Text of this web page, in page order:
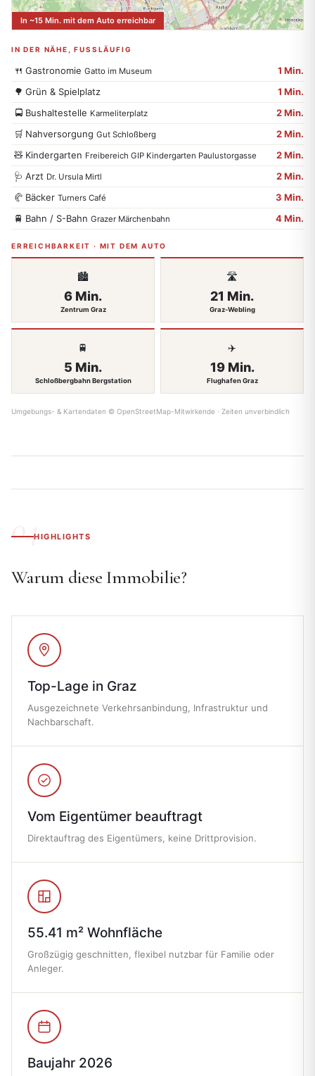
In ~15 Min. mit dem Auto erreichbar
IN DER NÄHE, FUSSLÄUFIG
🍴 Gastronomie Gatto im Museum
1 Min.
🌳 Grün & Spielplatz
1 Min.
🚍 Bushaltestelle Karmeliterplatz
2 Min.
🛒 Nahversorgung Gut Schloßberg
2 Min.
🧸 Kindergarten Freibereich GIP Kindergarten Paulustorgasse
2 Min.
🩺 Arzt Dr. Ursula Mirtl
2 Min.
🥐 Bäcker Turners Café
3 Min.
🚆 Bahn / S-Bahn Grazer Märchenbahn 4 Min.
ERREICHBARKEIT · MIT DEM AUTO
🏙️
6 Min.
Zentrum Graz
🛣️
21 Min.
Graz-Webling
🚆
5 Min.
Schloßbergbahn Bergstation
✈️
19 Min.
Flughafen Graz
Umgebungs- & Kartendaten © OpenStreetMap-Mitwirkende · Zeiten unverbindlich
HIGHLIGHTS
Warum diese Immobilie?
Top-Lage in Graz
Ausgezeichnete Verkehrsanbindung, Infrastruktur und
Nachbarschaft.
Vom Eigentümer beauftragt
Direktauftrag des Eigentümers, keine Drittprovision.
55.41 m² Wohnfläche
Großzügig geschnitten, flexibel nutzbar für Familie oder
Anleger.
Baujahr 2026